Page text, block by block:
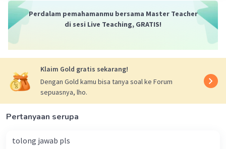
Perdalam pemahamanmu bersama Master Teacher
di sesi Live Teaching, GRATIS!
Klaim Gold gratis sekarang!
Dengan Gold kamu bisa tanya soal ke Forum
sepuasnya, lho.
Pertanyaan serupa
tolong jawab pls